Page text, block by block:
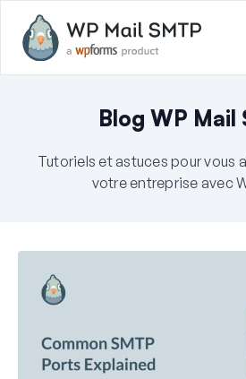
Blog WP Mail
Tutoriels et astuces pour vous
votre entreprise avec